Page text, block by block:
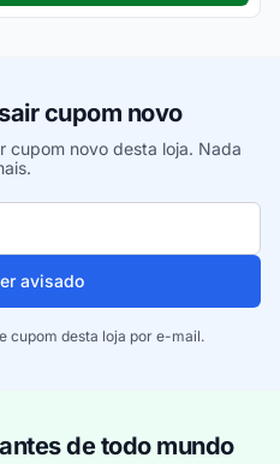
cupom novo
cupom novo desta loja. Nada
avisado
cupom desta loja por e-mail.
de todo mundo